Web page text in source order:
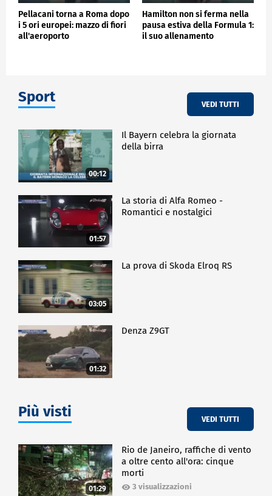
Pellacani torna a Roma dopo
i 5 ori europei: mazzo di fiori
all'aeroporto
Hamilton non si ferma nella
pausa estiva della Formula 1:
il suo allenamento
Sport VEDI TUTTI
00:12
Il Bayern celebra la giornata
della birra
01:57
La storia di Alfa Romeo -
Romantici e nostalgici
03:05
La prova di Skoda Elroq RS
01:32
Denza Z9GT
Più visti VEDI TUTTI
01:29
Rio de Janeiro, raffiche di vento
a oltre cento all'ora: cinque
morti
3 visualizzazioni